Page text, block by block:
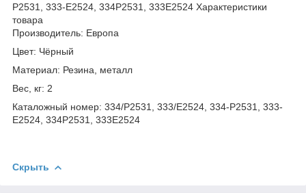
P2531, 333-E2524, 334P2531, 333E2524 Характеристики
товара
Производитель: Европа
Цвет: Чёрный
Материал: Резина, металл
Вес, кг: 2
Каталожный номер: 334/P2531, 333/E2524, 334-P2531, 333-
E2524, 334P2531, 333E2524
Скрыть